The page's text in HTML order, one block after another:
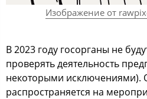
Изображение от
В 2023 году госорганы не
проверять деятельность
некоторыми исключениями).
распространяется на